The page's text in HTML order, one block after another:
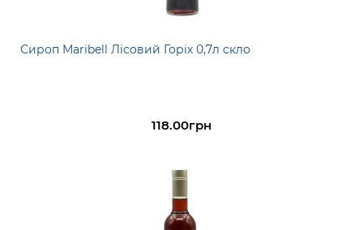
Сироп Maribell Лісовий Горіх 0,7л скло
118.00грн